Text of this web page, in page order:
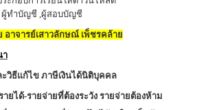
ผู้ทำบัญชี ,ผู้สอบบัญชี
อาจารย์เสาวลักษณ์ เพ็ชรคล้าย
า
วิธีแก้ไข ภาษีเงินได้นิติบุคคล
ยได้-รายจ่ายที่ต้องระวัง รายจ่ายต้องห้าม